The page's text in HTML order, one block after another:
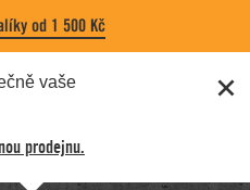
od 1 500 Kč
vaše
prodejnu.